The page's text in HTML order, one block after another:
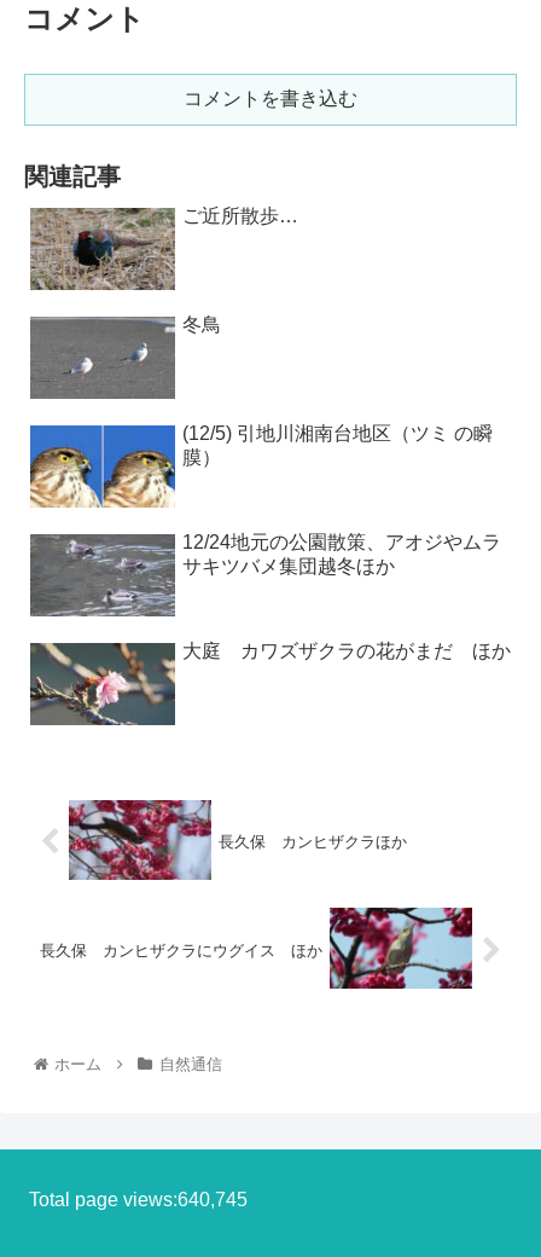
コメント
コメントを書き込む
関連記事
ご近所散歩…
冬鳥
(12/5) 引地川湘南台地区（ツミ の瞬
膜）
12/24地元の公園散策、アオジやムラ
サキツバメ集団越冬ほか
大庭 カワズザクラの花がまだ ほか
長久保 カンヒザクラほか
長久保 カンヒザクラにウグイス ほか
ホーム 自然通信
Total page views:640,745